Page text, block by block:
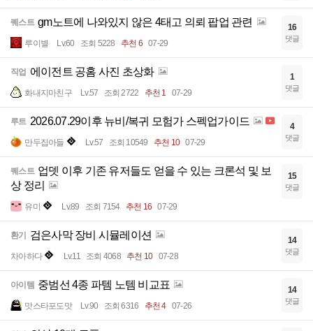
퀘스트 gm노트에 나와있지 않은 4태고 의뢰 팝업 관련
루이별 Lv.60 조회 5228 추천 6 07-29
16
댓글
직업 에이전트 공홈 사진 초상화
화내지마친구 Lv.57 조회 2722 추천 1 07-29
1
댓글
루트 2026.07.29이후 뉴비/복귀 모험가 스펙업가이드
만두집아들 Lv.57 조회 10549 추천 10 07-29
4
댓글
퀘스트 업뎃 이후 기존 유저들도 얻을 수 있는 크론석 및 보
상 정리
유미 Lv.89 조회 7154 추천 16 07-29
15
댓글
환기 검은사막 장비 시뮬레이션
차아하다 Lv.11 조회 4068 추천 10 07-28
14
댓글
아이템 중범선 4종 파템 노템 비교표
맛스타포도맛 Lv.90 조회 6316 추천 4 07-26
14
댓글